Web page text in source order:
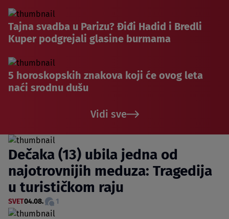
Tajna svadba u Parizu? Điđi Hadid i Bredli
Kuper podgrejali glasine burmama
5 horoskopskih znakova koji će ovog leta
naći srodnu dušu
Vidi sve
Dečaka (13) ubila jedna od
najotrovnijih meduza: Tragedija
u turističkom raju
SVET04.08. 1